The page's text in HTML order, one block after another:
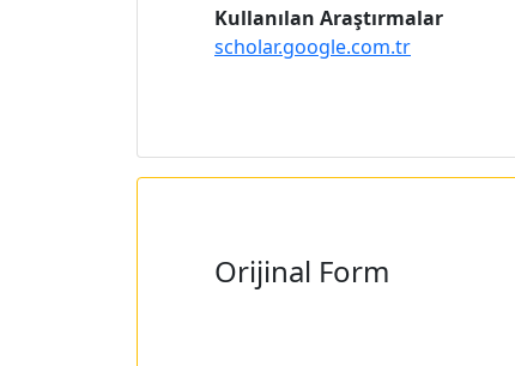
Kullanılan Araştırmalar
scholar.google.com.tr
Orijinal Form